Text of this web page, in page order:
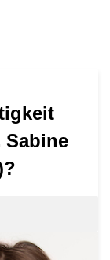
Sabine